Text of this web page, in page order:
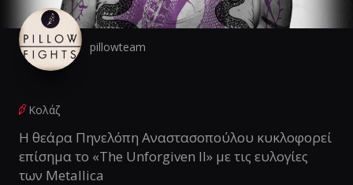
pillowteam
Κολάζ
Η θεάρα Πηνελόπη Αναστασοπούλου κυκλοφορεί
επίσημα το «The Unforgiven II» με τις ευλογίες
των Metallica